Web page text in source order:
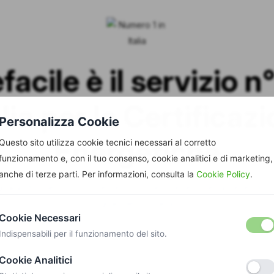
è il servizio
per le
Energetiche
di clienti, con recensioni eccellenti e la rete di
Personalizza Cookie
Questo sito utilizza cookie tecnici necessari al corretto
e, con il tuo consenso, cookie analitici e di marketing,
di terze parti. Per informazioni, consulta la Cookie Policy.
Cookie Necessari
Indispensabili per il funzionamento del sito.
Cookie Analitici